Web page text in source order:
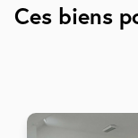
Ces biens